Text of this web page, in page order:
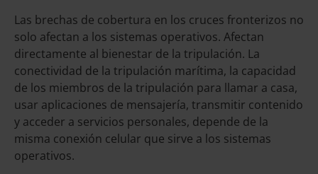
Las brechas de cobertura en los cruces fronterizos no
solo afectan a los sistemas operativos. Afectan
directamente al bienestar de la tripulación. La
conectividad de la tripulación marítima, la capacidad
de los miembros de la tripulación para llamar a casa,
usar aplicaciones de mensajería, transmitir contenido
y acceder a servicios personales, depende de la
misma conexión celular que sirve a los sistemas
operativos.